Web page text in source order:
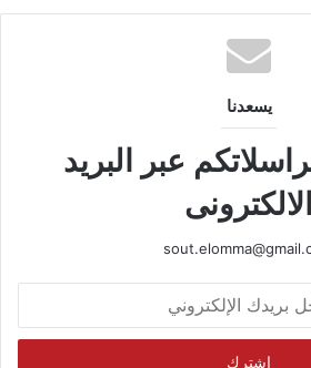
يسعدنا
عبر البريد
الالكترونى